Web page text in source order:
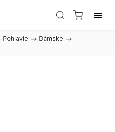
Pohlavie / Dámske /